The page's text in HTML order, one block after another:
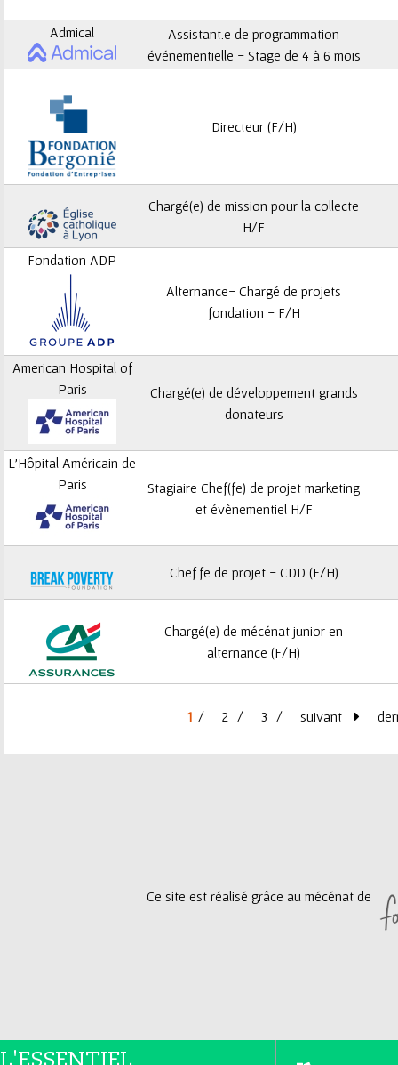
i
Admical
Assistant.e de programmation
événementielle - Stage de 4 à 6 mois
Directeur (F/H)
Chargé(e) de mission pour la collecte
H/F
Fondation ADP
Alternance- Chargé de projets
fondation - F/H
American Hospital of
Paris
Chargé(e) de développement grands
donateurs
L'Hôpital Américain de
Paris
Stagiaire Chef(fe) de projet marketing
et évènementiel H/F
Chef.fe de projet - CDD (F/H)
Chargé(e) de mécénat junior en
alternance (F/H)
1 2 3 suivant
Ce site est réalisé grâce au mécénat de